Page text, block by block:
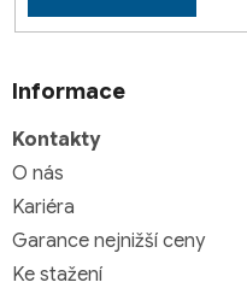
Informace
Kontakty
O nás
Kariéra
Garance nejnižší ceny
Ke stažení